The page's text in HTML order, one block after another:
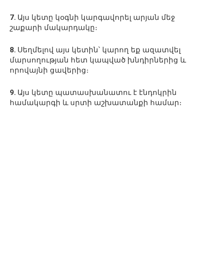
7․ Այս կետը կօգնի կարգավորել արյան մեջ
շաքարի մակարդակը։
8․ Սեղմելով այս կետին՝ կարող եք ազատվել
մարսողության հետ կապված խնդիրներից և
որովայնի ցավերից։
9․ Այս կետը պատասխանատու է էնդոկրին
համակարգի և սրտի աշխատանքի համար։